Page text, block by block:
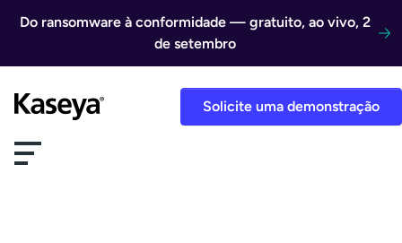
Do ransomware à conformidade — gratuito, ao vivo, 2
de setembro
Solicite uma demonstração